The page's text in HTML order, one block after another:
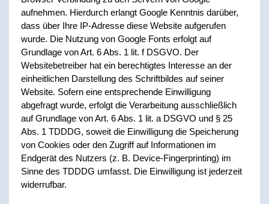
aufnehmen. Hierdurch erlangt Google Kenntnis darüber,
dass über Ihre IP-Adresse diese Website aufgerufen
wurde. Die Nutzung von Google Fonts erfolgt auf
Grundlage von Art. 6 Abs. 1 lit. f DSGVO. Der
Websitebetreiber hat ein berechtigtes Interesse an der
einheitlichen Darstellung des Schriftbildes auf seiner
Website. Sofern eine entsprechende Einwilligung
abgefragt wurde, erfolgt die Verarbeitung ausschließlich
auf Grundlage von Art. 6 Abs. 1 lit. a DSGVO und § 25
Abs. 1 TDDDG, soweit die Einwilligung die Speicherung
von Cookies oder den Zugriff auf Informationen im
Endgerät des Nutzers (z. B. Device-Fingerprinting) im
Sinne des TDDDG umfasst. Die Einwilligung ist jederzeit
widerrufbar.